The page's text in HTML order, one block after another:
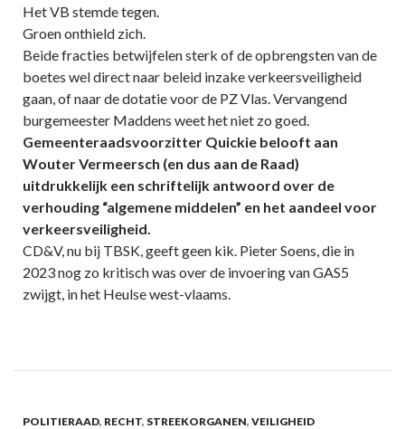
Het VB stemde tegen.
Groen onthield zich.
Beide fracties betwijfelen sterk of de opbrengsten van de
boetes wel direct naar beleid inzake verkeersveiligheid
gaan, of naar de dotatie voor de PZ Vlas. Vervangend
burgemeester Maddens weet het niet zo goed.
Gemeenteraadsvoorzitter Quickie belooft aan
Wouter Vermeersch (en dus aan de Raad)
uitdrukkelijk een schriftelijk antwoord over de
verhouding “algemene middelen” en het aandeel voor
verkeersveiligheid.
CD&V, nu bij TBSK, geeft geen kik. Pieter Soens, die in
2023 nog zo kritisch was over de invoering van GAS5
zwijgt, in het Heulse west-vlaams.
POLITIERAAD, RECHT, STREEKORGANEN, VEILIGHEID